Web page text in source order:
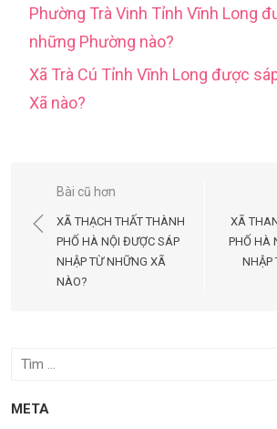
Phường Trà Vinh Tỉnh Vĩnh Long
những Phường nào?
Xã Trà Cú Tỉnh Vĩnh Long được
Xã nào?
Điều
hướng
viết
Bài cũ hơn
XÃ THẠCH THẤT THÀNH
PHỐ HÀ NỘI ĐƯỢC SÁP
NHẬP TỪ NHỮNG XÃ
NÀO?
XÃ
PHỐ HÀ
NHẬP
Tìm
quả
META